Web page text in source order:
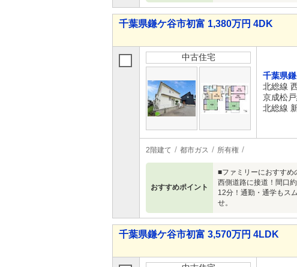
千葉県鎌ケ谷市初富 1,380万円 4DK
中古住宅
千葉県
北総線
京成松
北総線
2階建て 都市ガス 所有権
おすすめポイント
■ファミリーにおすす
西側道路に接道！間口
12分！通勤・通学もス
せ。
千葉県鎌ケ谷市初富 3,570万円 4LDK